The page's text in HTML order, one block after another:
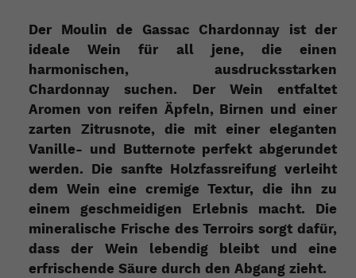
Der Moulin de Gassac Chardonnay ist der
ideale Wein für all jene, die einen
harmonischen, ausdrucksstarken
Chardonnay suchen. Der Wein entfaltet
Aromen von reifen Äpfeln, Birnen und einer
zarten Zitrusnote, die mit einer eleganten
Vanille- und Butternote perfekt abgerundet
werden. Die sanfte Holzfassreifung verleiht
dem Wein eine cremige Textur, die ihn zu
einem geschmeidigen Erlebnis macht. Die
mineralische Frische des Terroirs sorgt dafür,
dass der Wein lebendig bleibt und eine
erfrischende Säure durch den Abgang zieht.